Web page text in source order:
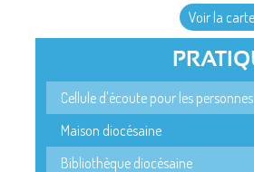
Voir la
Cellule d'écoute pour les
Maison diocésaine
Bibliothèque diocésaine